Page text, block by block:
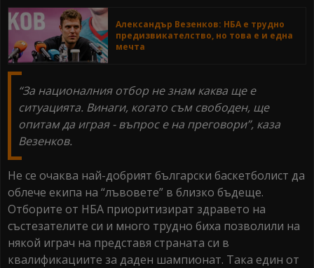
Александър Везенков: НБА е трудно
предизвикателство, но това е и една
мечта
“За националния отбор не знам каква ще е
ситуацията. Винаги, когато съм свободен, ще
опитам да играя - въпрос е на преговори”, каза
Везенков.
Не се очаква най-добрият български баскетболист да
облече екипа на “лъвовете” в близко бъдеще.
Отборите от НБА приоритизират здравето на
състезателите си и много трудно биха позволили на
някой играч на представя страната си в
квалификациите за даден шампионат. Така един от